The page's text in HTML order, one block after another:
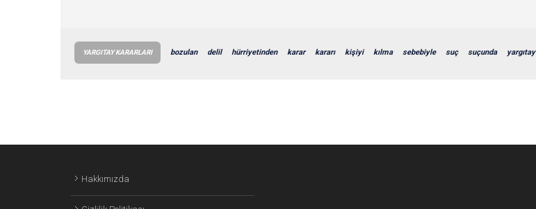
YARGITAY KARARLARI bozulan delil hürriyetinden karar kararı kişiyi kılma sebebiyle suç suçunda yargıtay
Hakkımızda